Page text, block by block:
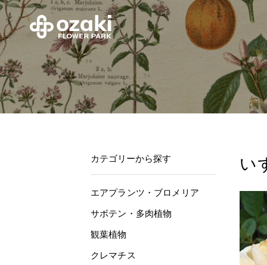
い
カテゴリーから探す
エアプランツ・ブロメリア
サボテン・多肉植物
観葉植物
クレマチス